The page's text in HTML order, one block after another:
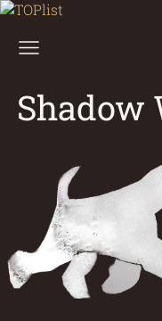
Shadow